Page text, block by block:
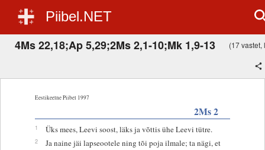
Piibel.NET
4Ms 22,18;Ap 5,29;2Ms 2,1-10;Mk 1,9-13 (17 vastet,
Eestikeelne Piibel 1997
2Ms 2
1 Üks mees, Leevi soost, läks ja võttis ühe Leevi tütre.
2
Ja naine jäi lapseootele ning tõi poja ilmale; ta nägi, et